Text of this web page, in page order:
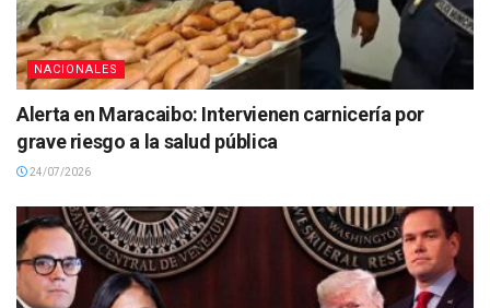
NACIONALES
Alerta en Maracaibo: Intervienen carnicería por
grave riesgo a la salud pública
24/07/2026